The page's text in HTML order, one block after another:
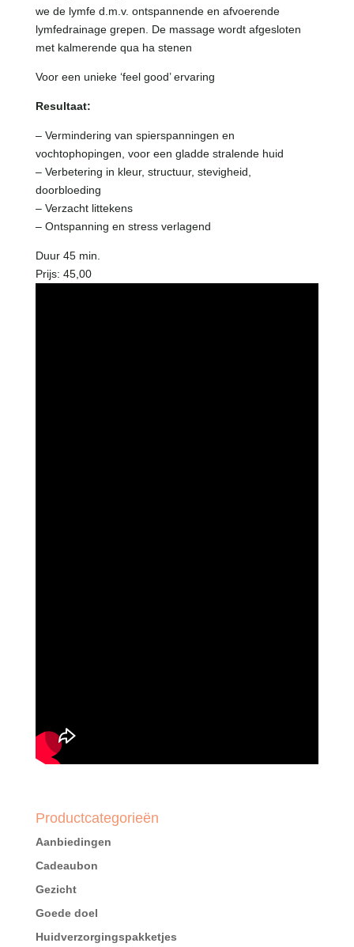
we de lymfe d.m.v. ontspannende en afvoerende
lymfedrainage grepen. De massage wordt afgesloten
met kalmerende qua ha stenen
Voor een unieke ‘feel good’ ervaring
Resultaat:
– Vermindering van spierspanningen en
vochtophopingen, voor een gladde stralende huid
– Verbetering in kleur, structuur, stevigheid,
doorbloeding
– Verzacht littekens
– Ontspanning en stress verlagend
Duur 45 min.
Prijs: 45,00
Productcategorieën
Aanbiedingen
Cadeaubon
Gezicht
Goede doel
Huidverzorgingspakketjes